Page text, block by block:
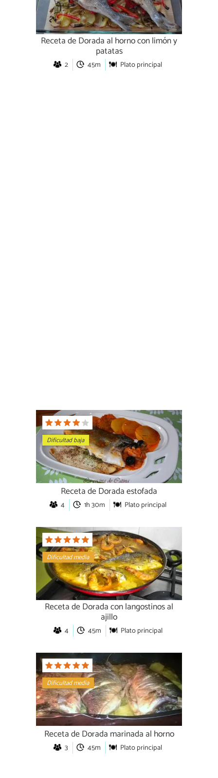
Receta de Dorada al horno con limón y
patatas
2 45m Plato principal
Dificultad baja
Receta de Dorada estofada
4 1h 30m Plato principal
Dificultad media
Receta de Dorada con langostinos al
ajillo
4 45m Plato principal
Dificultad media
Receta de Dorada marinada al horno
3 45m Plato principal